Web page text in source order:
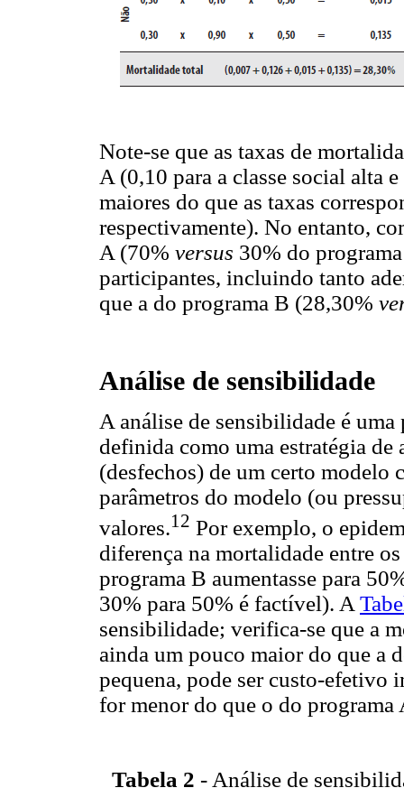
Note-se que as taxas de
A (0,10 para a classe social alta
maiores do que as taxas
respectivamente). No entanto,
A (70% versus 30% do
participantes, incluindo tanto
que a do programa B (28,30%
Análise de sensibilidade
A análise de sensibilidade é uma
definida como uma estratégia
(desfechos) de um certo modelo
parâmetros do modelo (ou
valores.12 Por exemplo, o
diferença na mortalidade entre
programa B aumentasse para
30% para 50% é factível). A
sensibilidade; verifica-se que a
ainda um pouco maior do que a
pequena, pode ser custo-efetivo
for menor do que o do programa
Tabela 2 - Análise de